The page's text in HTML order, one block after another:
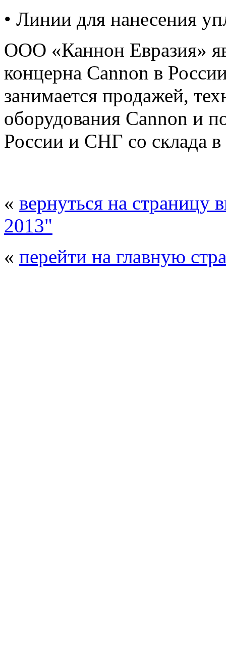
• Линии для нанесения
ООО «Каннон Евразия»
концерна Cannon в
занимается продажей,
оборудования Cannon и
России и СНГ со склада
« вернуться на страницу
2013"
« перейти на главную